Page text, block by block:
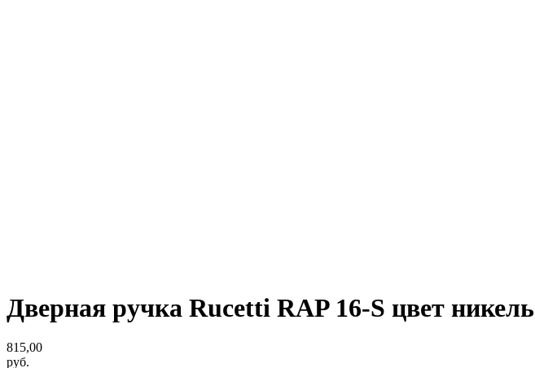
Дверная ручка Rucetti RAP 16-S цвет никель
815,00
руб.